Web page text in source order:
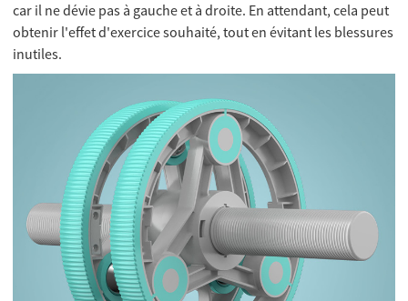
car il ne dévie pas à gauche et à droite. En attendant, cela peut
obtenir l'effet d'exercice souhaité, tout en évitant les blessures
inutiles.